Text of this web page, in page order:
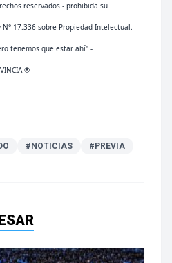
reservados - prohibida su
17.336 sobre Propiedad Intelectual.
tenemos que estar ahí" -
®
#NOTICIAS #PREVIA